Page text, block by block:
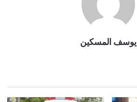
يوسف المسكين